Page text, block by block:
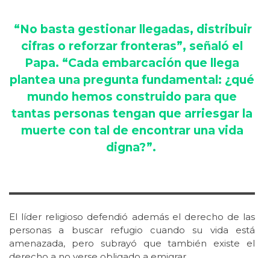
“No basta gestionar llegadas, distribuir
cifras o reforzar fronteras”, señaló el
Papa. “Cada embarcación que llega
plantea una pregunta fundamental: ¿qué
mundo hemos construido para que
tantas personas tengan que arriesgar la
muerte con tal de encontrar una vida
digna?”.
El líder religioso defendió además el derecho de las
personas a buscar refugio cuando su vida está
amenazada, pero subrayó que también existe el